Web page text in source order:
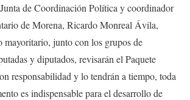
de Coordinación Política y coordinador
de Morena, Ricardo Monreal Ávila,
mayoritario, junto con los grupos de
y diputados, revisarán el Paquete
responsabilidad y lo tendrán a tiempo, toda
es indispensable para el desarrollo de